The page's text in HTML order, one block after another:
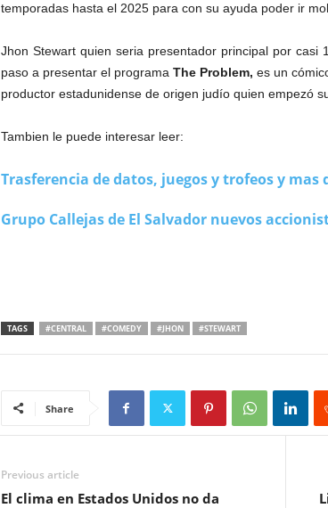
temporadas hasta el 2025 para con su ayuda poder ir
Jhon Stewart quien seria presentador principal por
paso a presentar el programa The Problem, es un
productor estadunidense de origen judío quien empezó
Tambien le puede interesar leer:
Trasferencia de datos, juegos y trofeos y mas
Grupo Callejas de El Salvador nuevos
TAGS #CENTRAL #COMEDY #JHON #STEWART
Share
Previous article
El clima en Estados Unidos no da